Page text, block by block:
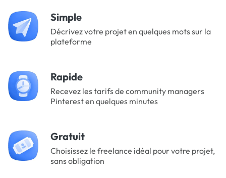
Simple
Décrivez votre projet en quelques mots sur la
plateforme
Rapide
Recevez les tarifs de community managers
Pinterest en quelques minutes
Gratuit
Choisissez le freelance idéal pour votre projet,
sans obligation